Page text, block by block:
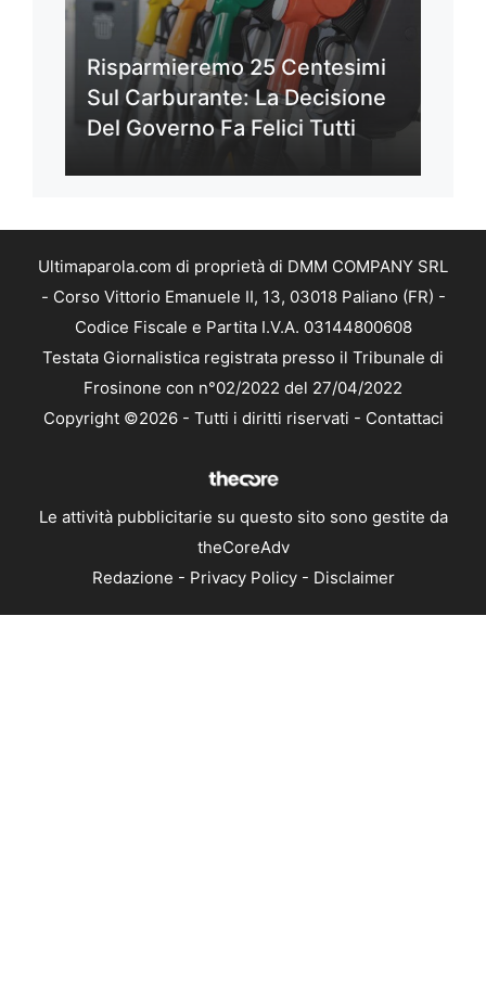
Risparmieremo 25 Centesimi
Sul Carburante: La Decisione
Del Governo Fa Felici Tutti
Ultimaparola.com di proprietà di DMM COMPANY SRL
- Corso Vittorio Emanuele II, 13, 03018 Paliano (FR) -
Codice Fiscale e Partita I.V.A. 03144800608
Testata Giornalistica registrata presso il Tribunale di
Frosinone con n°02/2022 del 27/04/2022
Copyright ©2026 - Tutti i diritti riservati - Contattaci
Le attività pubblicitarie su questo sito sono gestite da
theCoreAdv
Redazione - Privacy Policy- Disclaimer